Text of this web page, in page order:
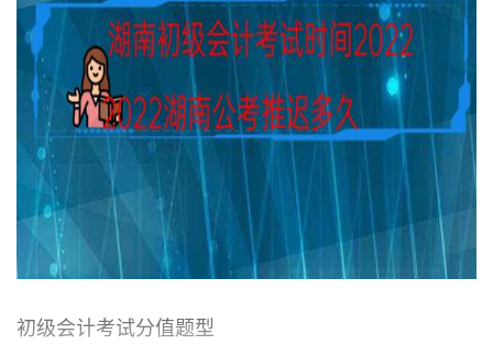
初级会计考试分值题型